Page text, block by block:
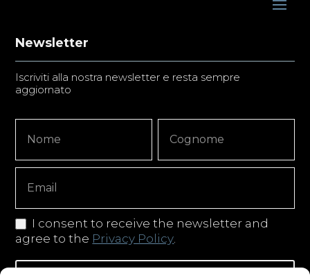
Newsletter
Iscriviti alla nostra newsletter e resta sempre
aggiornato
Signup
Copy
I consent to receive the newsletter and
agree to the Privacy Policy